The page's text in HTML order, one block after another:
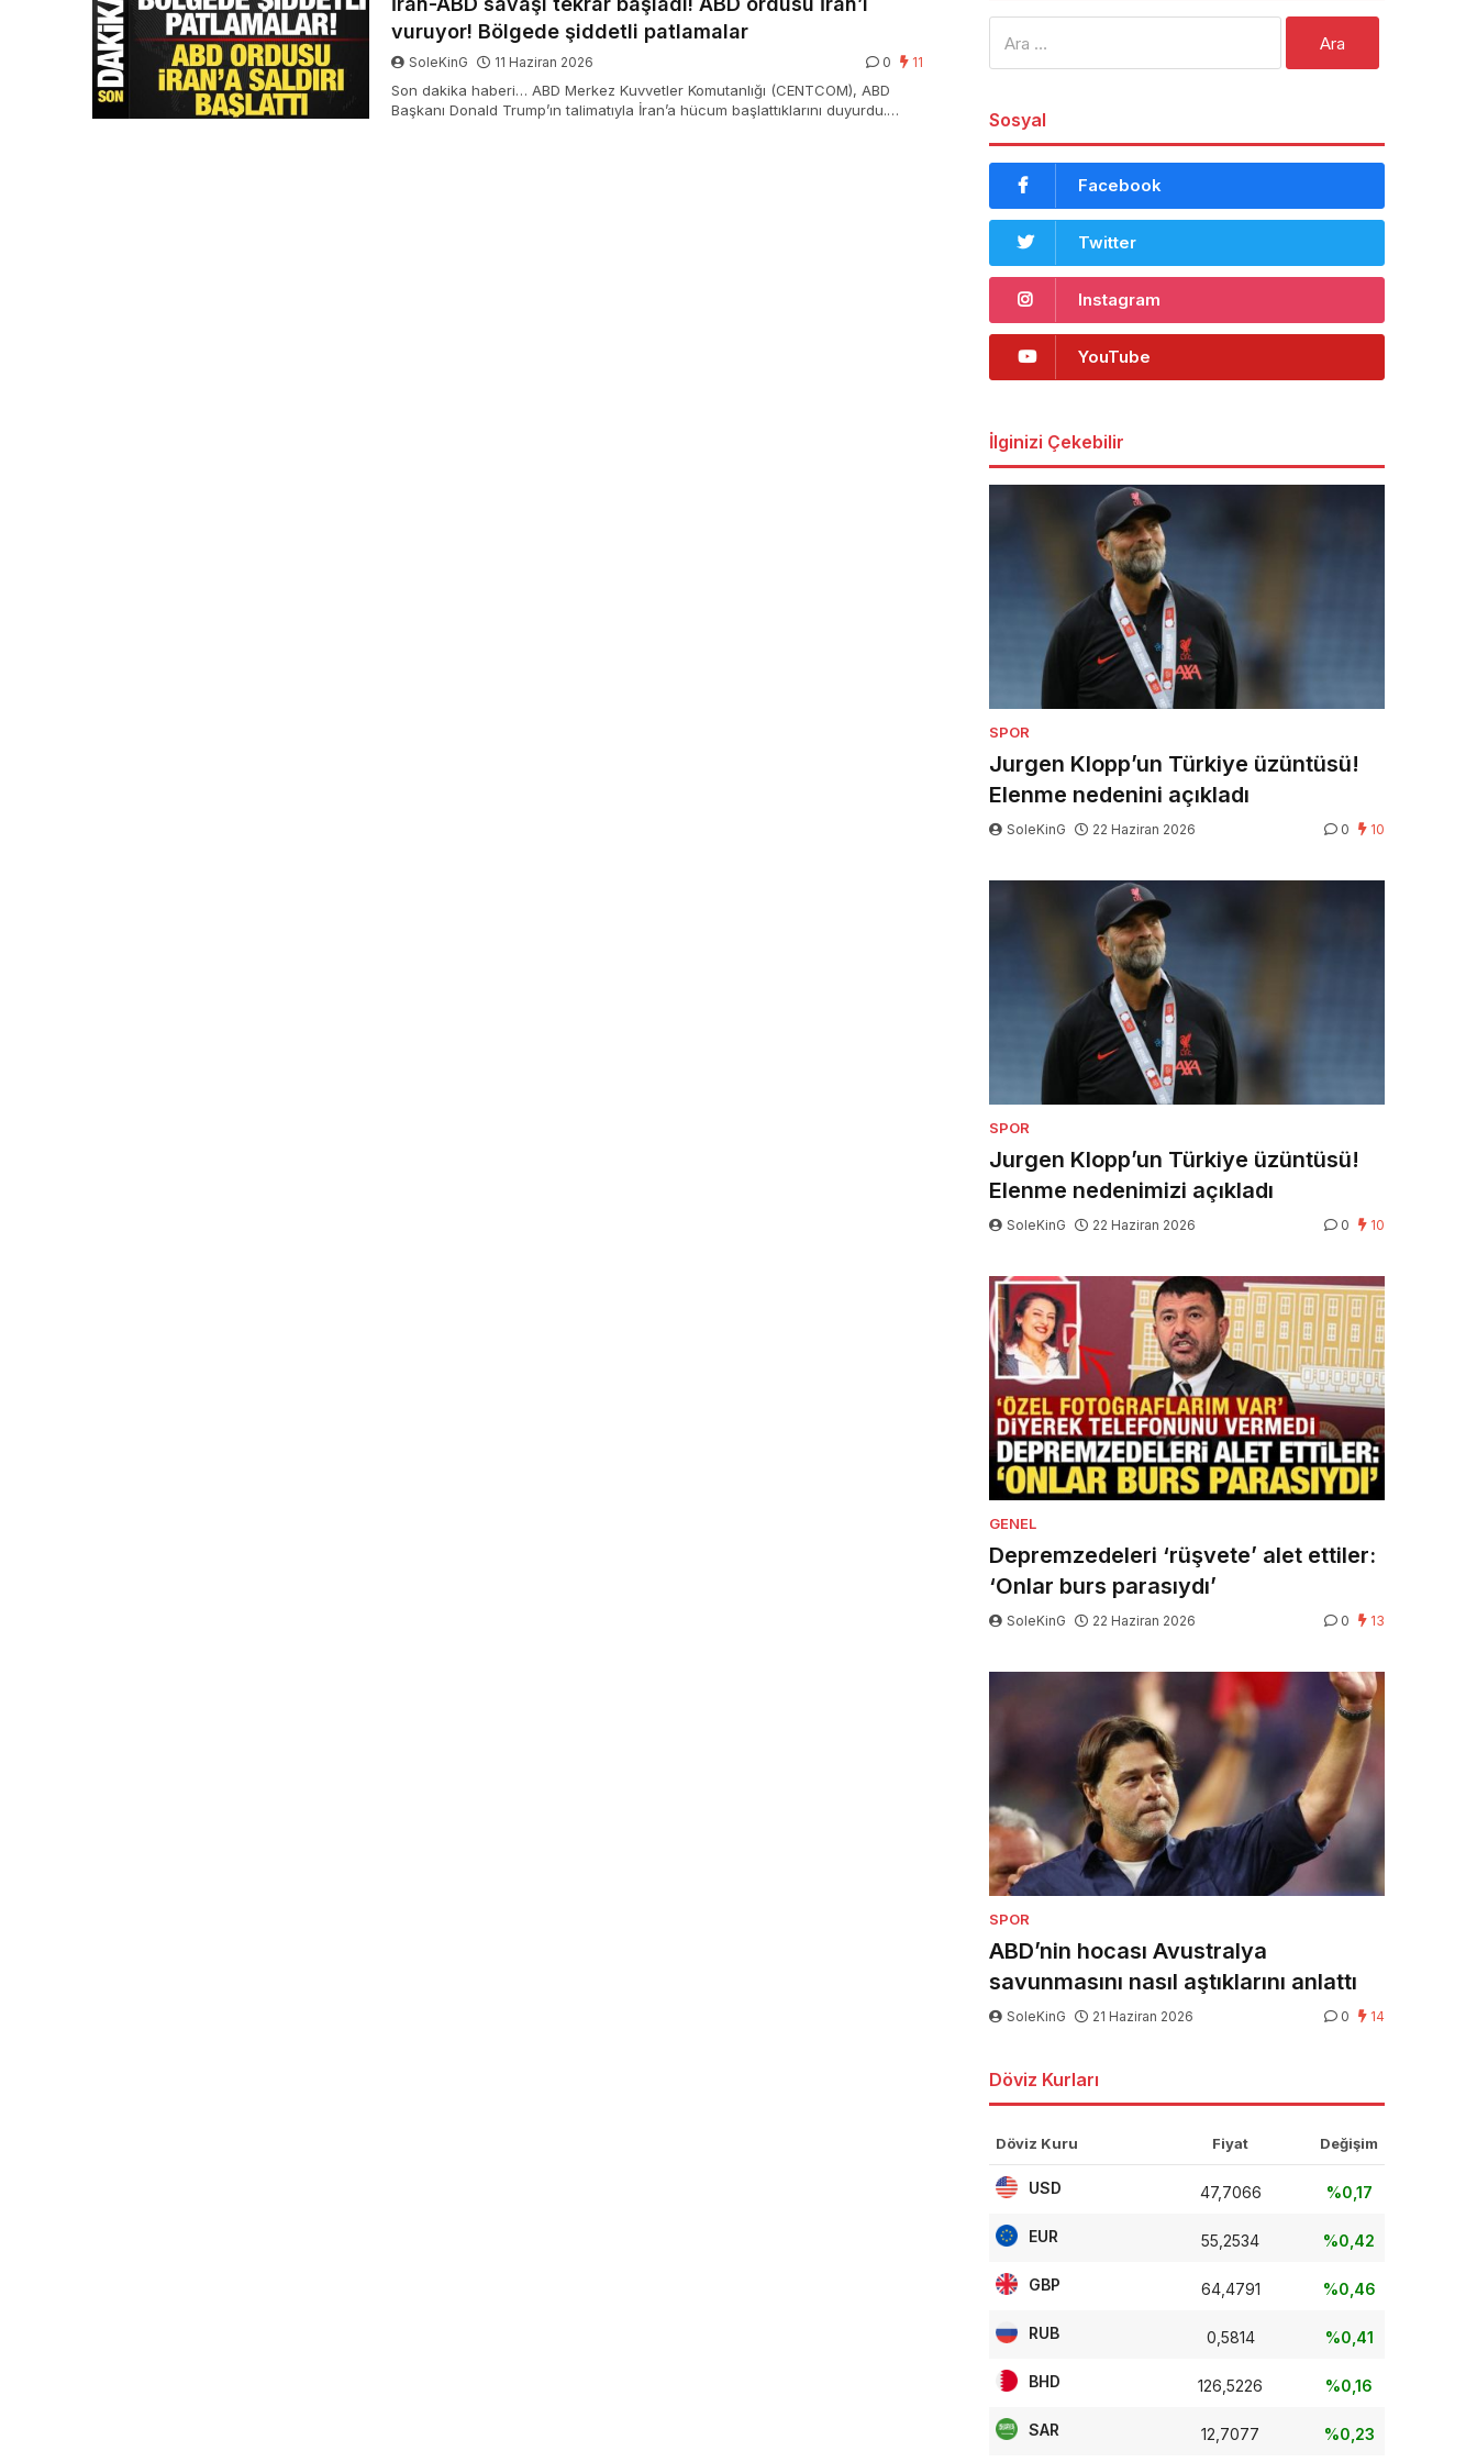
vuruyor! Bölgede şiddetli patlamalar
SoleKinG 11 Haziran 2026 0 11
Son dakika haberi… ABD Merkez Kuvvetler Komutanlığı (CENTCOM), ABD
Başkanı Donald Trump’ın talimatıyla İran’a hücum başlattıklarını duyurdu.
Sosyal
Facebook
Twitter
Instagram
YouTube
İlginizi Çekebilir
SPOR
Jurgen Klopp’un Türkiye üzüntüsü!
Elenme nedenini açıkladı
SoleKinG 22 Haziran 2026 0 10
SPOR
Jurgen Klopp’un Türkiye üzüntüsü!
Elenme nedenimizi açıkladı
SoleKinG 22 Haziran 2026 0 10
GENEL
Depremzedeleri ‘rüşvete’ alet ettiler:
‘Onlar burs parasıydı’
SoleKinG 22 Haziran 2026 0 13
SPOR
ABD’nin hocası Avustralya
savunmasını nasıl aştıklarını anlattı
SoleKinG 21 Haziran 2026 0 14
Döviz Kurları
Döviz Kuru Fiyat Değişim
USD 47,7066 %0,17
EUR 55,2534 %0,42
GBP 64,4791 %0,46
RUB 0,5814 %0,41
BHD 126,5226 %0,16
SAR 12,7077 %0,23